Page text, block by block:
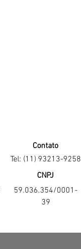
Contato
Tel: (11) 93213-9258
CNPJ
59.036.354/0001-
39